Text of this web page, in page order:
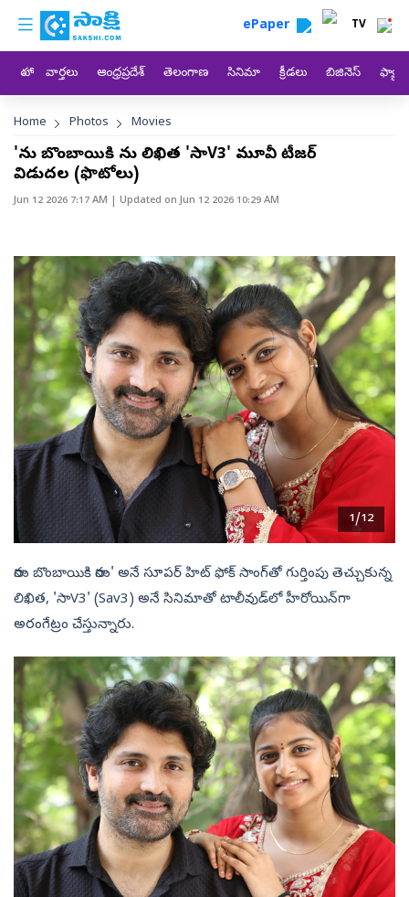
Skip to main content
custom menu ePaper TV
హోం వార్తలు ఆంధ్రప్రదేశ్ తెలంగాణ సినిమా క్రీడలు బిజినెస్
Breadcrumb
Home Photos Movies
'రాను బొంబాయికి రాను లిఖిత 'సాV3' మూవీ టీజర్
విడుదల (ఫొటోలు)
Jun 12 2026 7:17 AM | Updated onJun 12 2026 10:29 AM
1/12
రాను బొంబాయికి రాను' అనే సూపర్ హిట్ ఫోక్ సాంగ్‌తో గుర్తింపు తెచ్చుకున్న
లిఖిత, 'సాV3' (Sav3) అనే సినిమాతో టాలీవుడ్‌లో హీరోయిన్‌గా
అరంగేట్రం చేస్తున్నారు.